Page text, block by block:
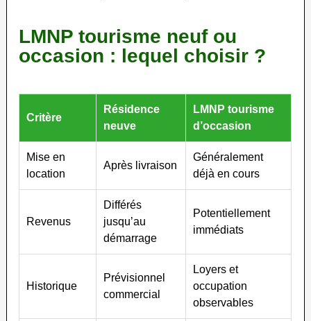
LMNP tourisme neuf ou
occasion : lequel choisir ?
Critère
Résidence
neuve
LMNP tourisme
d’occasion
Mise en
location
Après livraison
Généralement
déjà en cours
Revenus
Différés
jusqu’au
démarrage
Potentiellement
immédiats
Historique
Prévisionnel
commercial
Loyers et
occupation
observables